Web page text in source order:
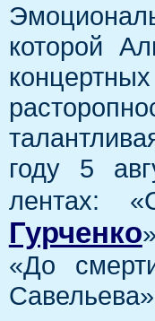
которой
году 5
лентах:
Гурченко
«До